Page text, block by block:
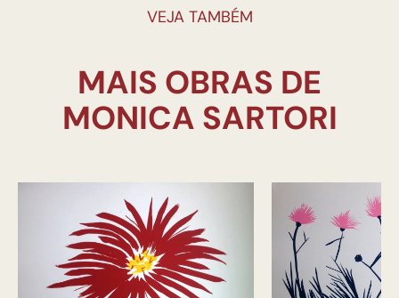
VEJA TAMBÉM
MAIS OBRAS DE